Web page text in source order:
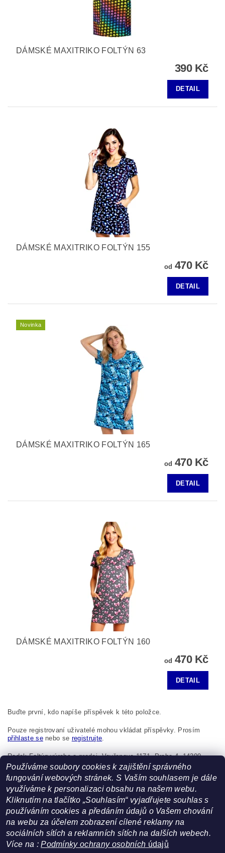
DÁMSKÉ MAXITRIKO FOLTÝN 63
390 Kč
DETAIL
DÁMSKÉ MAXITRIKO FOLTÝN 155
od 470 Kč
DETAIL
Novinka
DÁMSKÉ MAXITRIKO FOLTÝN 165
od 470 Kč
DETAIL
DÁMSKÉ MAXITRIKO FOLTÝN 160
od 470 Kč
DETAIL
Buďte první, kdo napíše příspěvek k této položce.
Pouze registrovaní uživatelé mohou vkládat příspěvky. Prosím
přihlaste senebo se registrujte
Radek Foltýn výroba a prodej, Vavřenova 1171, Praha 4, 14200,
Česká republika, foltynradek@seznam.cz
Facebook | Heureka.cz
Používáme soubory cookies k zajištění správného
fungování webových stránek. S Vaším souhlasem je dále
využíváme k personalizaci obsahu na našem webu.
Kliknutím na tlačítko „Souhlasím“ vyjadřujete souhlas s
používáním cookies a předáním údajů o Vašem chování
na webu za účelem zobrazení cílené reklamy na
sociálních sítích a reklamních sítích na dalších webech.
Více na :Podmínky ochrany osobních údajů